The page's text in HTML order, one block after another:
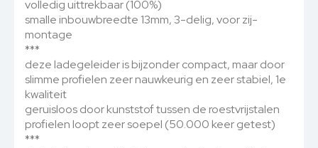
volledig uittrekbaar (100%)
smalle inbouwbreedte 13mm, 3-delig, voor zij-
montage
***
deze ladegeleider is bijzonder compact, maar door
slimme profielen zeer nauwkeurig en zeer stabiel, 1e
kwaliteit
geruisloos door kunststof tussen de roestvrijstalen
profielen loopt zeer soepel (50.000 keer getest)
***